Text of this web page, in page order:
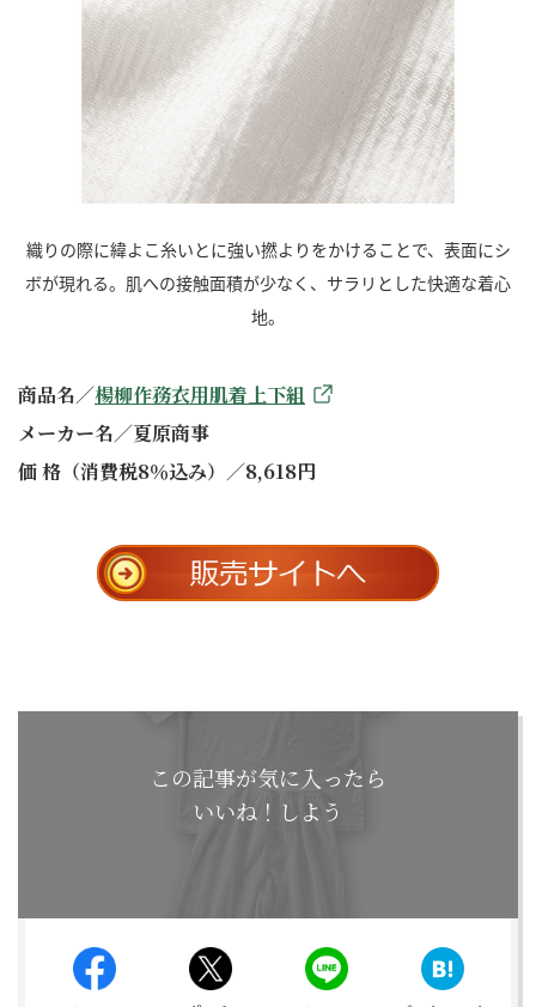
織りの際に緯よこ糸いとに強い撚よりをかけることで、表面にシ
ボが現れる。肌への接触面積が少なく、サラリとした快適な着心
地。
商品名／楊柳作務衣用肌着上下組
メーカー名／夏原商事
価 格（消費税8％込み）／8,618円
この記事が気に入ったら
いいね！しよう